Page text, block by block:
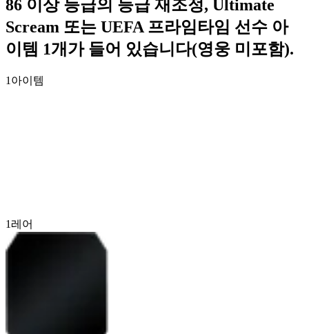
86 이상 등급의 등급 재조정, Ultimate
Scream 또는 UEFA 프라임타임 선수 아
이템 1개가 들어 있습니다(영웅 미포함).
1 아이템
1 레어